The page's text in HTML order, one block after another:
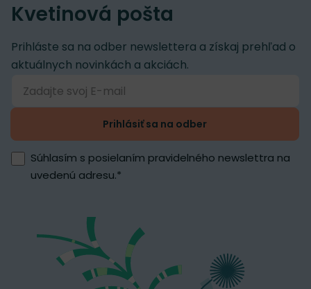
Kvetinová pošta
Prihláste sa na odber newslettera a získaj prehľad o
aktuálnych novinkách a akciách.
Prihlásiť sa na odber
Súhlasím s posielaním pravidelného newslettra na
uvedenú adresu.*